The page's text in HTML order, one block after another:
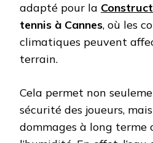
adapté pour la
tennis à Cannes, où les
climatiques peuvent
terrain.
Cela permet non
sécurité des joueurs,
dommages à long terme